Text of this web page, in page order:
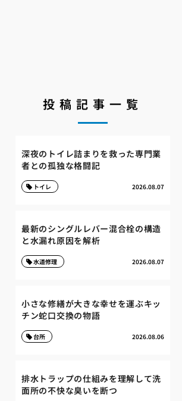
投稿記事一覧
深夜のトイレ詰まりを救った専門業
者との孤独な格闘記
2026.08.07
トイレ
最新のシングルレバー混合栓の構造
と水漏れ原因を解析
2026.08.07
水道修理
小さな修繕が大きな幸せを運ぶキッ
チン蛇口交換の物語
2026.08.06
台所
排水トラップの仕組みを理解して洗
面所の不快な臭いを断つ